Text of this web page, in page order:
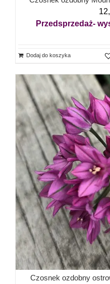
Przedsprzedaż-
Dodaj do koszyka
Czosnek ozdobny